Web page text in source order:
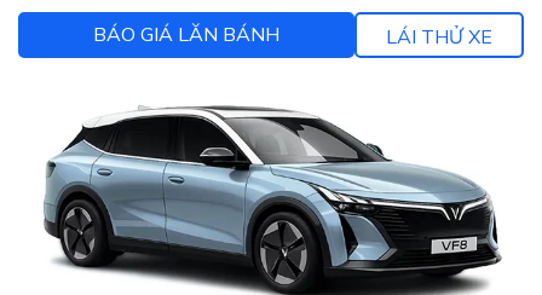
BÁO GIÁ LĂN BÁNH LÁI THỬ XE